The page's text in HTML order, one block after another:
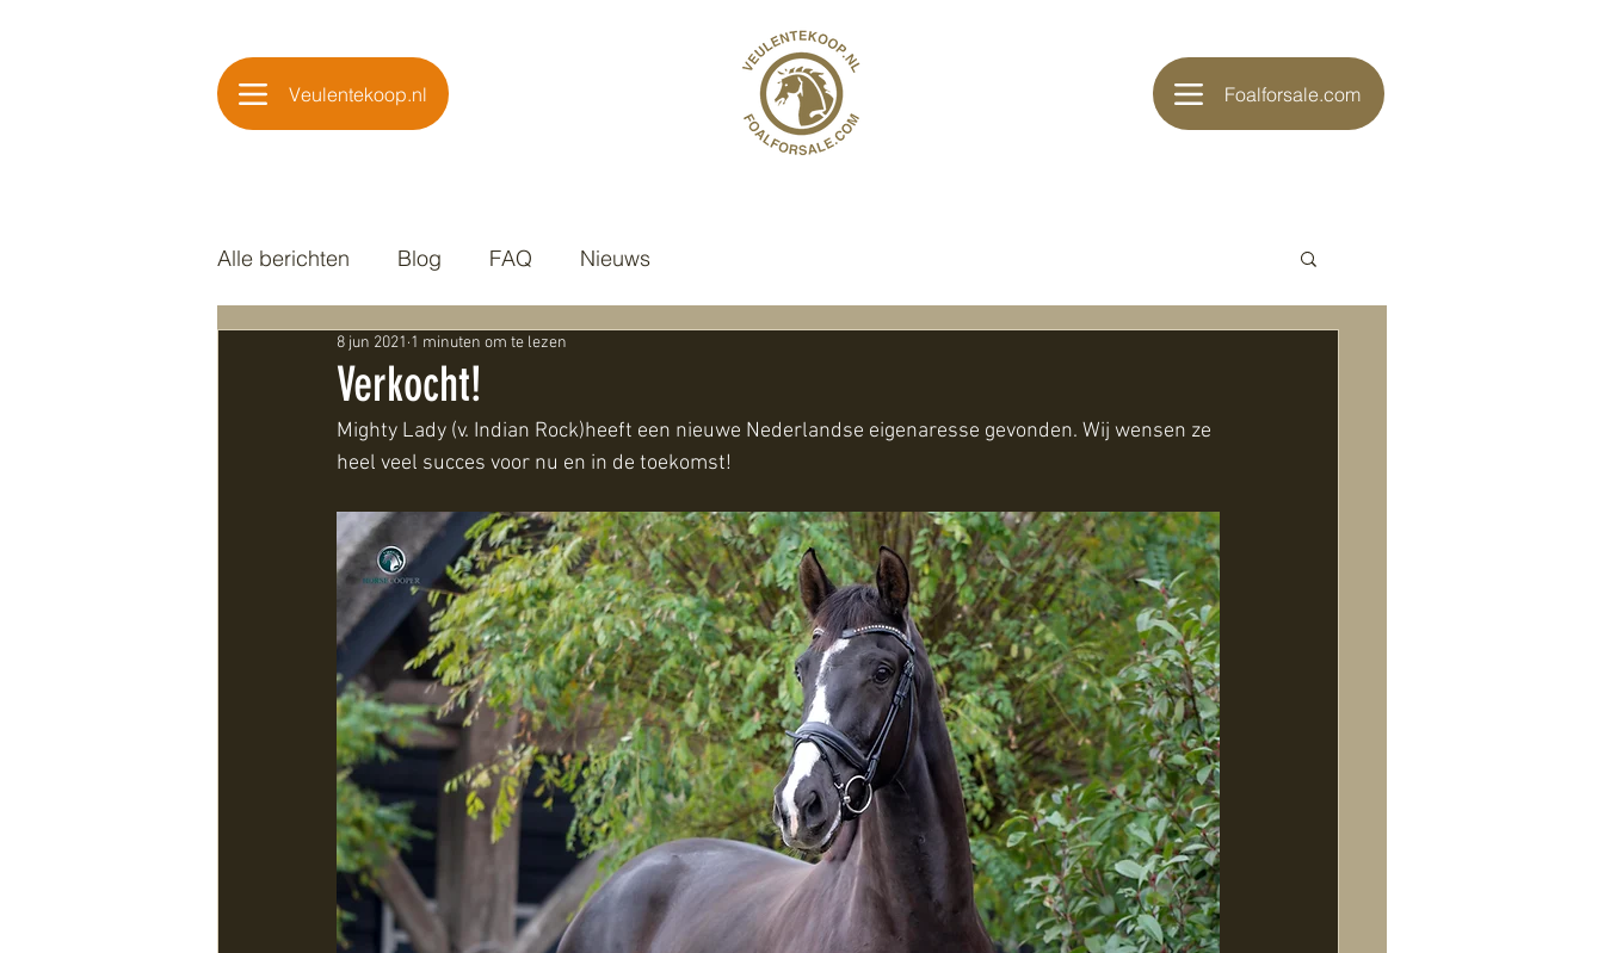
Veulentekoop.nl Foalforsale.com
Alle berichten Blog FAQ Nieuws
Verkocht!
8 jun 2021 1 minuten om te lezen
Mighty Lady (v. Indian Rock)heeft een nieuwe Nederlandse eigenaresse gevonden. Wij wensen ze
heel veel succes voor nu en in de toekomst!